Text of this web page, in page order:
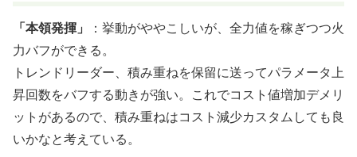
「本領発揮」
：挙動がややこしいが、全力値を稼ぎつつ火
力バフができる。
トレンドリーダー、積み重ねを保留に送ってパラメータ上
昇回数をバフする動きが強い。これでコスト値増加デメリ
ットがあるので、積み重ねはコスト減少カスタムしても良
いかなと考えている。